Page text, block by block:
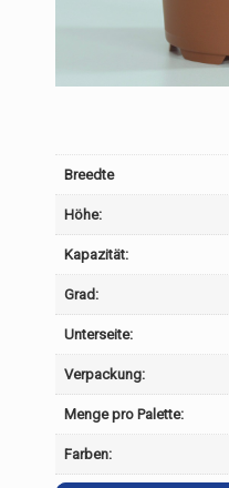
Breedte
Höhe:
Kapazität:
Grad:
Unterseite:
Verpackung:
Menge pro Palette:
Farben: